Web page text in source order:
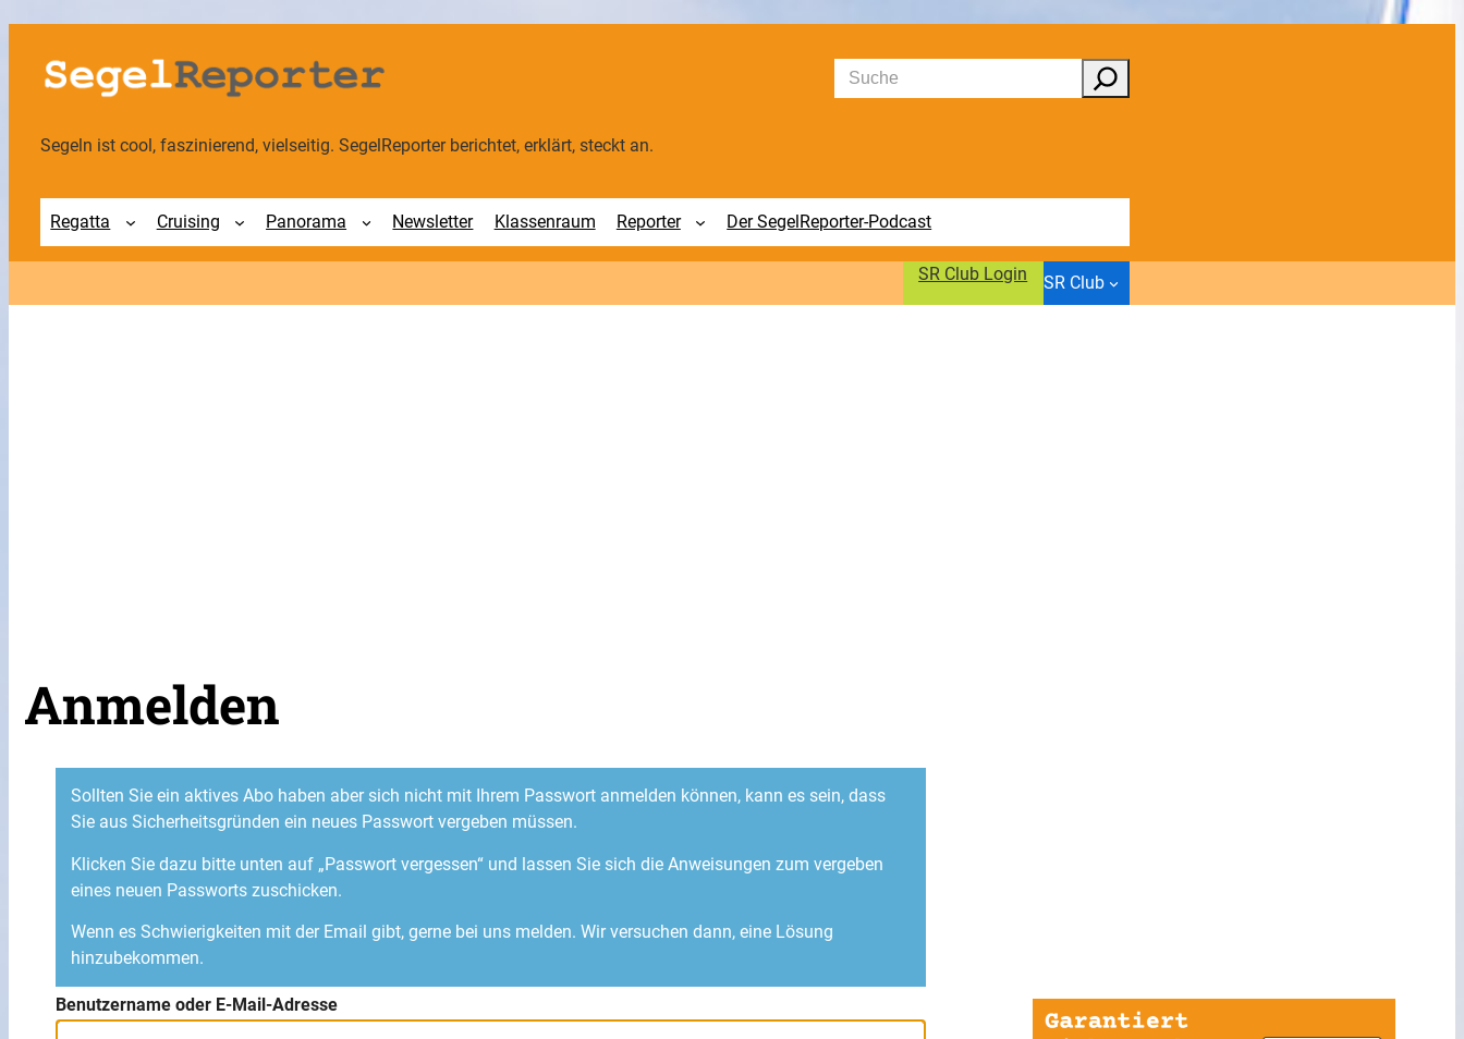
Suchen
Segeln ist cool, faszinierend, vielseitig. SegelReporter berichtet, erklärt, steckt an.
Regatta Cruising Panorama Newsletter Klassenraum Reporter Der SegelReporter-Podcast
SR Club Login SR Club
Anmelden
Sollten Sie ein aktives Abo haben aber sich nicht mit Ihrem Passwort anmelden können, kann es sein, dass
Sie aus Sicherheitsgründen ein neues Passwort vergeben müssen.
Klicken Sie dazu bitte unten auf „Passwort vergessen“ und lassen Sie sich die Anweisungen zum vergeben
eines neuen Passworts zuschicken.
Wenn es Schwierigkeiten mit der Email gibt, gerne bei uns melden. Wir versuchen dann, eine Lösung
hinzubekommen.
Benutzername oder E-Mail-Adresse